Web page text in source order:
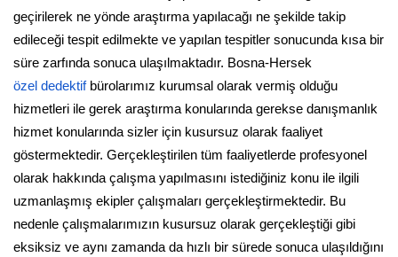
geçirilerek ne yönde araştırma yapılacağı ne şekilde takip
edileceği tespit edilmekte ve yapılan tespitler sonucunda kısa bir
süre zarfında sonuca ulaşılmaktadır. Bosna-Hersek
özel dedektifbürolarımız kurumsal olarak vermiş olduğu
hizmetleri ile gerek araştırma konularında gerekse danışmanlık
hizmet konularında sizler için kusursuz olarak faaliyet
göstermektedir. Gerçekleştirilen tüm faaliyetlerde profesyonel
olarak hakkında çalışma yapılmasını istediğiniz konu ile ilgili
uzmanlaşmış ekipler çalışmaları gerçekleştirmektedir. Bu
nedenle çalışmalarımızın kusursuz olarak gerçekleştiği gibi
eksiksiz ve aynı zamanda da hızlı bir sürede sonuca ulaşıldığını